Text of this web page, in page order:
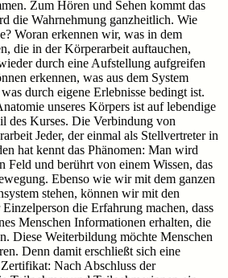
Zum Hören und Sehen kommt das
die Wahrnehmung ganzheitlich. Wie
Woran erkennen wir, was in dem
die in der Körperarbeit auftauchen,
durch eine Aufstellung aufgreifen
erkennen, was aus dem System
durch eigene Erlebnisse bedingt ist.
unseres Körpers ist auf lebendige
des Kurses. Die Verbindung von
Jeder, der einmal als Stellvertreter in
hat kennt das Phänomen: Man wird
Feld und berührt von einem Wissen, das
Ebenso wie wir mit dem ganzen
stehen, können wir mit den
die Erfahrung machen, dass
Menschen Informationen erhalten, die
Diese Weiterbildung möchte Menschen
Denn damit erschließt sich eine
Nach Abschluss der